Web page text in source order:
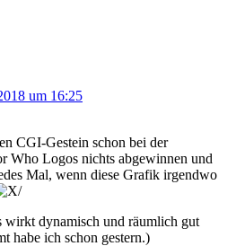
um 16:25
CGI-Gestein schon bei der
Who Logos nichts abgewinnen und
Mal, wenn diese Grafik irgendwo
wirkt dynamisch und räumlich gut
habe ich schon gestern.)